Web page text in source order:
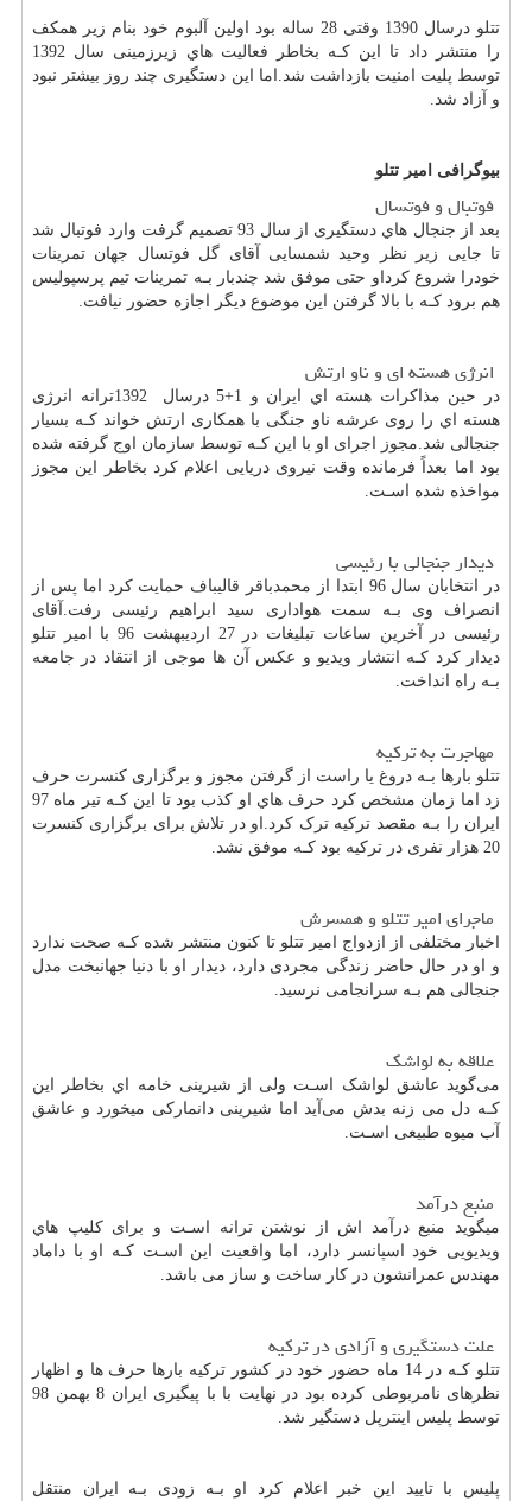
تتلو درسال 1390 وقتی 28 ساله بود اولین آلبوم خود بنام زیر همکف
را منتشر داد تا این کـه بخاطر فعالیت هاي‌ زیرزمینی سال 1392
توسط پلیت امنیت بازداشت شد.اما این دستگیری چند روز بیشتر نبود
و آزاد شد.
بیوگرافی امیر تتلو
فوتبال و فوتسال
بعد از جنجال هاي‌ دستگیری از سال 93 تصمیم گرفت وارد فوتبال شد
تا جایی زیر نظر وحید شمسایی آقای گل فوتسال جهان تمرینات
خودرا شروع کرداو حتی موفق شد چندبار بـه تمرینات تیم پرسپولیس
هم برود کـه با بالا گرفتن این موضوع دیگر اجازه حضور نیافت.
انرژی هسته ای و ناو ارتش
در حین مذاکرات هسته اي ایران و 1+5 درسال 1392ترانه انرژی
هسته اي را روی عرشه ناو جنگی با همکاری ارتش خواند کـه بسیار
جنجالی شد.مجوز اجرای او با این کـه توسط سازمان اوج گرفته شده
بود اما بعداً فرمانده وقت نیروی دریایی اعلام کرد بخاطر این مجوز
مواخذه شده اسـت.
دیدار جنجالی با رئیسی
در انتخابان سال 96 ابتدا از محمدباقر قالیباف حمایت کرد اما پس از
انصراف وی بـه سمت هواداری سید ابراهیم رئیسی رفت.آقای
رئیسی در آخرین ساعات تبلیغات در 27 اردیبهشت 96 با امیر تتلو
دیدار کرد کـه انتشار ویدیو و عکس آن ها موجی از انتقاد در جامعه
بـه راه انداخت.
مهاجرت به ترکیه
تتلو بارها بـه دروغ یا راست از گرفتن مجوز و برگزاری کنسرت حرف
زد اما زمان مشخص کرد حرف هاي‌ او کذب بود تا این کـه تیر ماه 97
ایران را بـه مقصد ترکیه ترک کرد.او در تلاش برای برگزاری کنسرت
20 هزار نفری در ترکیه بود کـه موفق نشد.
ماجرای امیر تتلو و همسرش
اخبار مختلفی از ازدواج امیر تتلو تا کنون منتشر شده کـه صحت ندارد
و او در حال حاضر زندگی مجردی دارد، دیدار او با دنیا جهانبخت مدل
جنجالی هم بـه سرانجامی نرسید.
علاقه به لواشک
می‌گوید عاشق لواشک اسـت ولی از شیرینی خامه اي بخاطر این
کـه دل می زنه بدش می‌آید اما شیرینی دانمارکی میخورد و عاشق
آب میوه طبیعی اسـت.
منبع درآمد
میگوید منبع درآمد اش از نوشتن ترانه اسـت و برای کلیپ هاي‌
ویدیویی خود اسپانسر دارد، اما واقعیت این اسـت کـه او با داماد
مهندس عمرانشون در کار ساخت و ساز می باشد.
علت دستگیری و آزادی در ترکیه
تتلو کـه در 14 ماه حضور خود در کشور ترکیه بارها حرف ها و اظهار
نظرهای نامربوطی کرده بود در نهایت با با پیگیری ایران 8 بهمن 98
توسط پلیس اینترپل دستگیر شد.
پلیس با تایید این خبر اعلام کرد او بـه زودی بـه ایران منتقل